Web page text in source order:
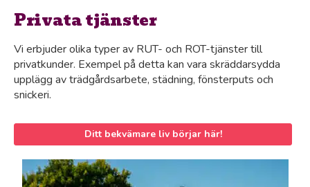
Privata tjänster
Vi erbjuder olika typer av RUT- och ROT-tjänster till
privatkunder. Exempel på detta kan vara skräddarsydda
upplägg av trädgårdsarbete, städning, fönsterputs och
snickeri.
Ditt bekvämare liv börjar här!